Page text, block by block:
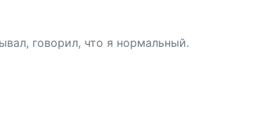
говорил, что я нормальный.